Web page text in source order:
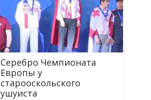
Серебро Чемпионата
Европы у
старооскольского
ушуиста